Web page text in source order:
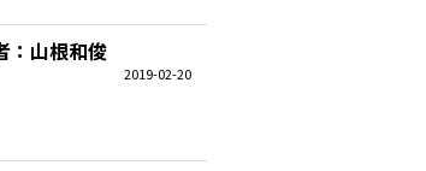
：山根和俊
2019-02-20